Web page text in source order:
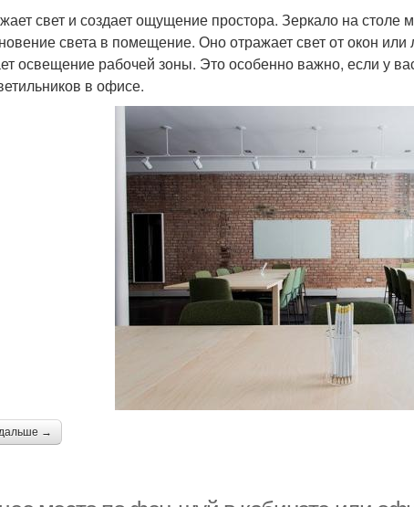
свет и создает ощущение простора. Зеркало на столе
света в помещение. Оно отражает свет от окон
освещение рабочей зоны. Это особенно важно, если у
в офисе.
→